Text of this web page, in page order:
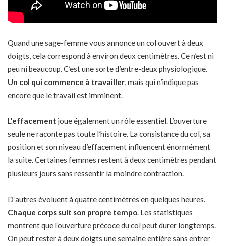
Quand une sage-femme vous annonce un col ouvert à deux
doigts, cela correspond à environ deux centimètres. Ce n’est ni
peu ni beaucoup. C’est une sorte d’entre-deux physiologique.
Un col qui commence à travailler, mais qui n’indique pas
encore que le travail est imminent.
L’effacement joue également un rôle essentiel. L’ouverture
seule ne raconte pas toute l’histoire. La consistance du col, sa
position et son niveau d’effacement influencent énormément
la suite. Certaines femmes restent à deux centimètres pendant
plusieurs jours sans ressentir la moindre contraction.
D’autres évoluent à quatre centimètres en quelques heures.
Chaque corps suit son propre tempo. Les statistiques
montrent que l’ouverture précoce du col peut durer longtemps.
On peut rester à deux doigts une semaine entière sans entrer